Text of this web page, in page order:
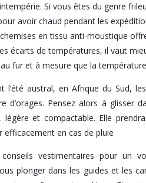
Si vous êtes du genre
avoir chaud pendant les
en tissu anti-moustique
écarts de températures, il vaut
fur et à mesure que la
l’été austral, en Afrique du Sud,
d’orages. Pensez alors à glisser
légère et compactable. Elle
efficacement en cas de pluie
vestimentaires pour un
plonger dans les guides et les